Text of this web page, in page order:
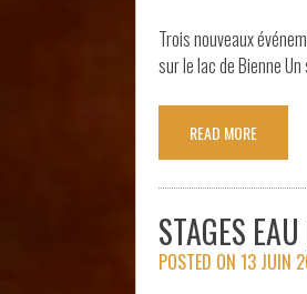
Trois nouveaux
sur le lac de Bienne
READ MORE
STAGES
POSTED ON 13 JUIN